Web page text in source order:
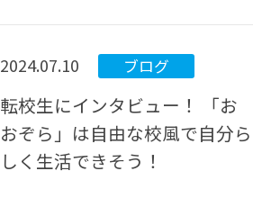
2024.07.10 ブログ
転校生にインタビュー！ 「お
おぞら」は自由な校風で自分ら
しく生活できそう！